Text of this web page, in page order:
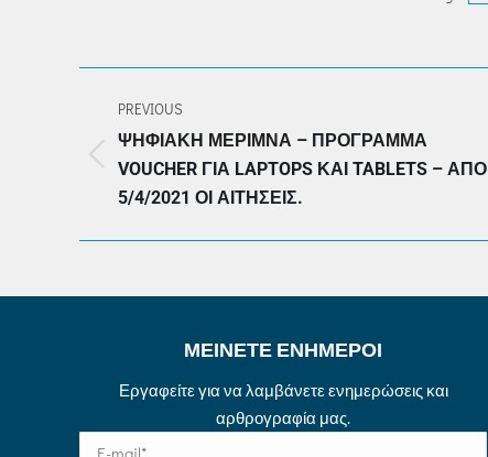
NAVIGATION
PREVIOUS
Previous
post:
ΨΗΦΙΑΚΉ ΜΈΡΙΜΝΑ – ΠΡΌΓΡΑΜΜΑ
VOUCHER ΓΙΑ LAPTOPS ΚΑΙ TABLETS – ΑΠΌ
5/4/2021 ΟΙ ΑΙΤΉΣΕΙΣ.
ΜΕΙΝΕΤΕ ΕΝΗΜΕΡΟΙ
Εργαφείτε για να λαμβάνετε ενημερώσεις και
αρθρογραφία μας.